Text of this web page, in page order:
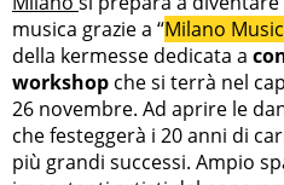
musica grazie a “Milano
della kermesse dedicata a
workshop che si terrà nel
26 novembre. Ad aprire le
che festeggerà i 20 anni di
più grandi successi. Ampio